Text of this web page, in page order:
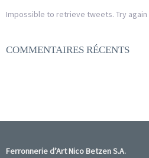
Impossible to retrieve tweets. Try again
COMMENTAIRES RÉCENTS
Ferronnerie d’Art Nico Betzen S.A.